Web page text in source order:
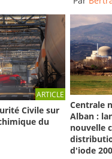
2019-Institut des Risques
Les responsabilités du
citoyenne...
2019-Institut des Risques
Le système de protection
Institut des Risques
ARTICLE
Civile sur
du
Centrale
Alban :
nouvelle
d'iode